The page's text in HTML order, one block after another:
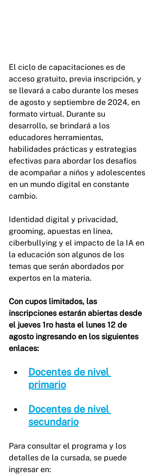
El ciclo de capacitaciones es de
acceso gratuito, previa inscripción, y
se llevará a cabo durante los meses
de agosto y septiembre de 2024, en
formato virtual. Durante su
desarrollo, se brindará a los
educadores herramientas,
habilidades prácticas y estrategias
efectivas para abordar los desafíos
de acompañar a niños y adolescentes
en un mundo digital en constante
cambio.
Identidad digital y privacidad,
grooming, apuestas en línea,
ciberbullying y el impacto de la IA en
la educación son algunos de los
temas que serán abordados por
expertos en la materia.
Con cupos limitados, las
inscripciones estarán abiertas desde
el jueves 1ro hasta el lunes 12 de
agosto ingresando en los siguientes
enlaces:
Docentes de nivel
primario
Docentes de nivel
secundario
Para consultar el programa y los
detalles de la cursada, se puede
ingresar en: